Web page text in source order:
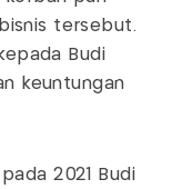
tersebut.
Budi
keuntungan
2021 Budi